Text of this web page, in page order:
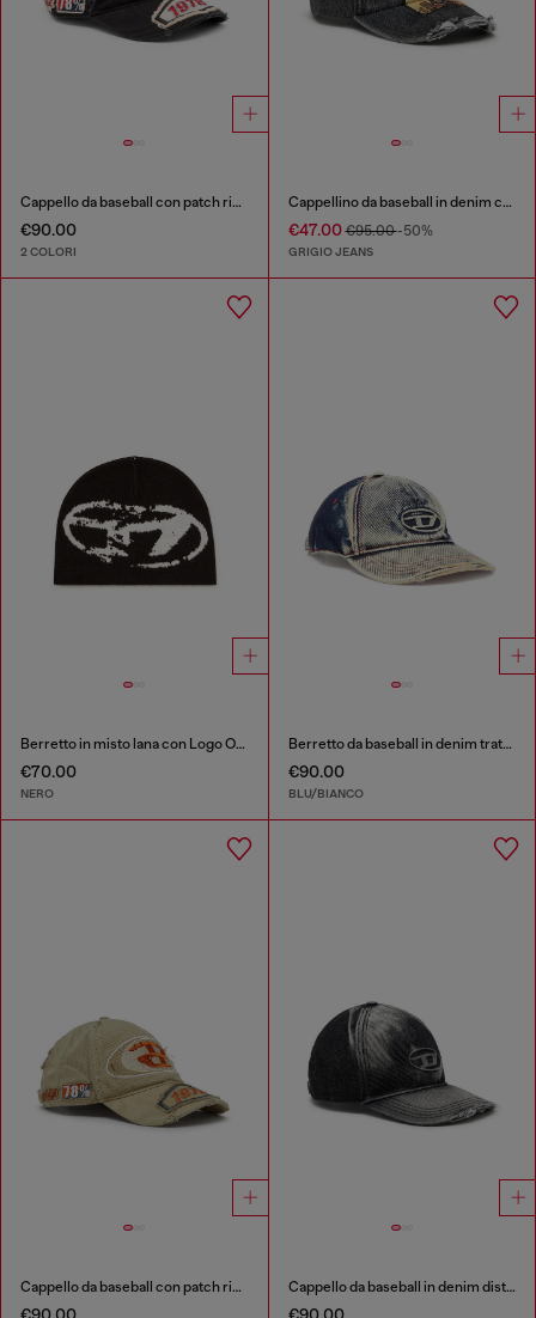
Cappello da baseball con patch ricamate
€90.00
2 COLORI
Cappellino da baseball in denim con patch e dettagli sfrangiati
€47.00€95.00-50%
GRIGIO JEANS
Berretto in misto lana con Logo Oval D
€70.00
NERO
Berretto da baseball in denim trattato
€90.00
BLU/BIANCO
Cappello da baseball con patch ricamate
€90.00
Cappello da baseball in denim distressed
€90.00